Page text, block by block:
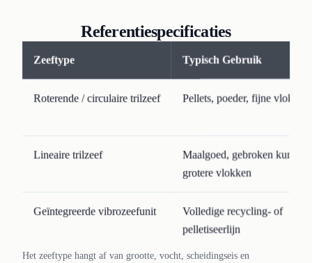
Referentiespecificaties
Zeeftype Typisch Gebruik
Roterende / circulaire trilzeef Pellets, poeder, fijne vlokken
Lineaire trilzeef
Maalgoed, gebroken
grotere vlokken
Geïntegreerde vibrozeefunit
Volledige recycling- of
pelletiseerlijn
Het zeeftype hangt af van grootte, vocht, scheidingseis en